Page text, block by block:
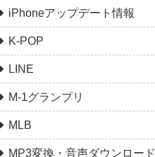
iPhoneアップデート情報
K-POP
LINE
M-1グランプリ
MLB
MP3変換・音声ダウンロード